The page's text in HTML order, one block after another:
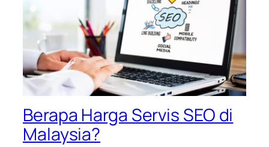
Berapa Harga Servis SEO di
Malaysia?